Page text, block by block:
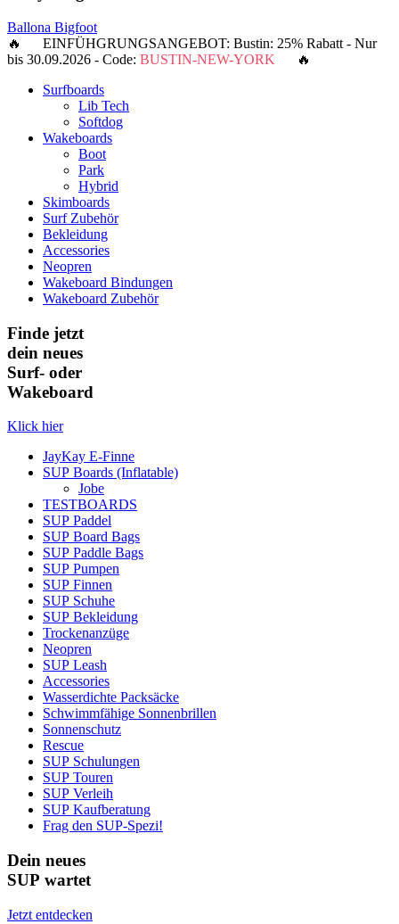
Ballona Bigfoot
🔥 EINFÜHGRUNGSANGEBOT: Bustin: 25% Rabatt - Nur
bis 30.09.2026 - Code: BUSTIN-NEW-YORK 🔥
Surfboards
Lib Tech
Softdog
Wakeboards
Boot
Park
Hybrid
Skimboards
Surf Zubehör
Bekleidung
Accessories
Neopren
Wakeboard Bindungen
Wakeboard Zubehör
Finde jetzt
dein neues
Surf- oder
Wakeboard
Klick hier
JayKay E-Finne
SUP Boards (Inflatable)
Jobe
TESTBOARDS
SUP Paddel
SUP Board Bags
SUP Paddle Bags
SUP Pumpen
SUP Finnen
SUP Schuhe
SUP Bekleidung
Trockenanzüge
Neopren
SUP Leash
Accessories
Wasserdichte Packsäcke
Schwimmfähige Sonnenbrillen
Sonnenschutz
Rescue
SUP Schulungen
SUP Touren
SUP Verleih
SUP Kaufberatung
Frag den SUP-Spezi!
Dein neues
SUP wartet
Jetzt entdecken